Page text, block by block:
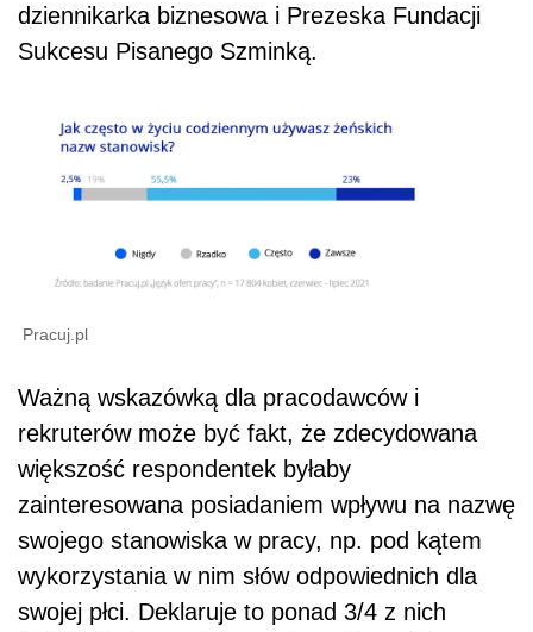
dziennikarka biznesowa i Prezeska Fundacji
Sukcesu Pisanego Szminką.
Pracuj.pl
Ważną wskazówką dla pracodawców i
rekruterów może być fakt, że zdecydowana
większość respondentek byłaby
zainteresowana posiadaniem wpływu na nazwę
swojego stanowiska w pracy, np. pod kątem
wykorzystania w nim słów odpowiednich dla
swojej płci. Deklaruje to ponad 3/4 z nich